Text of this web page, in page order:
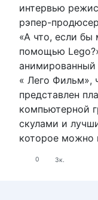
интервью
рэпер-
«А что, если
помощью
« Лего Фильм»,
представлен
компьютерной
скулами и
которое можно
0 3к.